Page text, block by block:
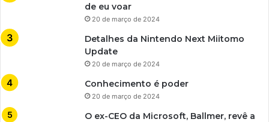
de eu voar
20 de março de 2024
Detalhes da Nintendo Next Miitomo
Update
20 de março de 2024
Conhecimento é poder
20 de março de 2024
O ex-CEO da Microsoft, Ballmer, revê a